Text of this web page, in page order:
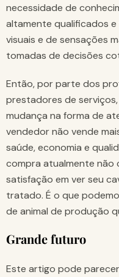
necessidade de
altamente qualificados e
visuais e de sensações
tomadas de decisões
Então, por parte dos
prestadores de
mudança na forma de
vendedor não vende
saúde, economia e
compra atualmente não
satisfação em ver seu
tratado. É o que
de animal de produção
Grande futuro
Este artigo pode